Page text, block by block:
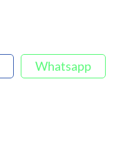
Whatsapp